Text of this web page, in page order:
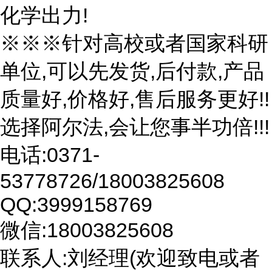
化学出力!
※※※针对高校或者国家科研
单位,可以先发货,后付款,产品
质量好,价格好,售后服务更好!!
选择阿尔法,会让您事半功倍!!!
电话:0371-
53778726/18003825608
QQ:3999158769
微信:18003825608
联系人:刘经理(欢迎致电或者